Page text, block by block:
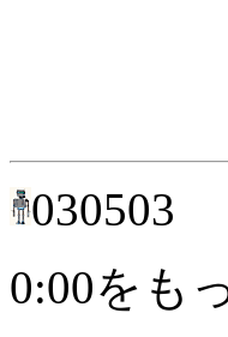
030503
0:00をも